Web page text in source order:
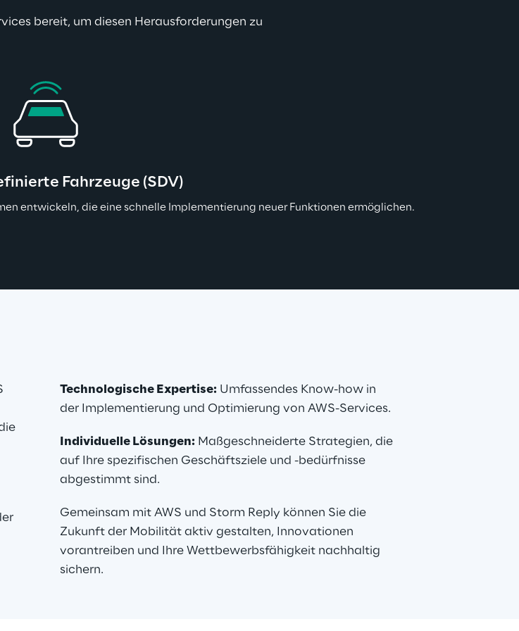
bereit, um diesen Herausforderungen zu
Fahrzeuge (SDV)
entwickeln, die eine schnelle Implementierung neuer Funktionen ermöglichen.
Technologische Expertise: Umfassendes Know-how in
der Implementierung und Optimierung von AWS-Services.
Individuelle Lösungen: Maßgeschneiderte Strategien, die
auf Ihre spezifischen Geschäftsziele und -bedürfnisse
abgestimmt sind.
Gemeinsam mit AWS und Storm Reply können Sie die
Zukunft der Mobilität aktiv gestalten, Innovationen
vorantreiben und Ihre Wettbewerbsfähigkeit nachhaltig
sichern.